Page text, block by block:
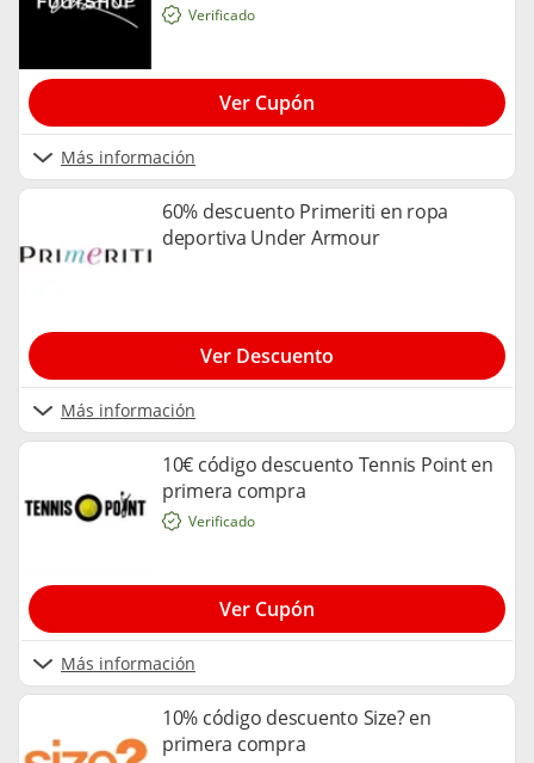
Más información
Verificado
Ver Cupón
60% descuento Primeriti en ropa
deportiva Under Armour
Más información
Ver Descuento
10€ código descuento Tennis Point en
primera compra
Más información
Verificado
Ver Cupón
10% código descuento Size? en
primera compra